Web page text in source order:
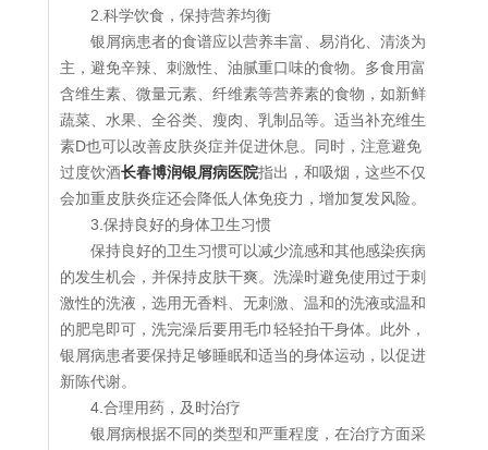
2.科学饮食，保持营养均衡
银屑病患者的食谱应以营养丰富、易消化、清淡为
主，避免辛辣、刺激性、油腻重口味的食物。多食用富
含维生素、微量元素、纤维素等营养素的食物，如新鲜
蔬菜、水果、全谷类、瘦肉、乳制品等。适当补充维生
素D也可以改善皮肤炎症并促进休息。同时，注意避免
过度饮酒长春博润银屑病医院指出，和吸烟，这些不仅
会加重皮肤炎症还会降低人体免疫力，增加复发风险。
3.保持良好的身体卫生习惯
保持良好的卫生习惯可以减少流感和其他感染疾病
的发生机会，并保持皮肤干爽。洗澡时避免使用过于刺
激性的洗液，选用无香料、无刺激、温和的洗液或温和
的肥皂即可，洗完澡后要用毛巾轻轻拍干身体。此外，
银屑病患者要保持足够睡眠和适当的身体运动，以促进
新陈代谢。
4.合理用药，及时治疗
银屑病根据不同的类型和严重程度，在治疗方面采